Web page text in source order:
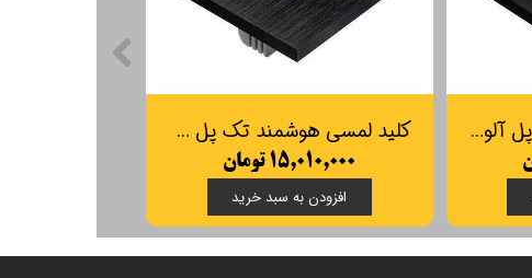
کلید لمسی هوشمند تک پل آلومینیومی سنتیدو Sentido
۱۵,۰۱۰,۰۰۰ تومان
افزودن به سبد خرید
کلید لمسی هوشمند 2 پل آلومینیومی سنتیدو Sentido